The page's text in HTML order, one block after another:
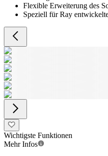
Flexible Erweiterung des
Speziell für Ray
Wichtigste Funktionen
Mehr Infos